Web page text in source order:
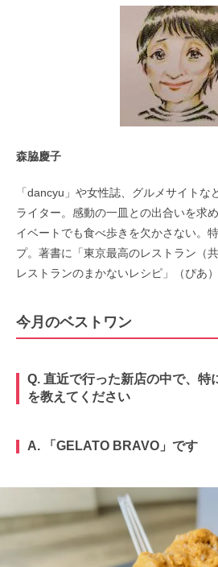
森脇慶子
「dancyu」や女性誌、グルメサイトな
ライター。感動の一皿との出合いを求
イベートでも食べ歩きを欠かさない。
プ。著書に「東京最高のレストラン（
レストランのまかないレシピ」（ぴあ）
今月のベストワン
Q. 直近で行った新店の中で、特
を教えてください
A. 「 GELATO BRAVO 」です